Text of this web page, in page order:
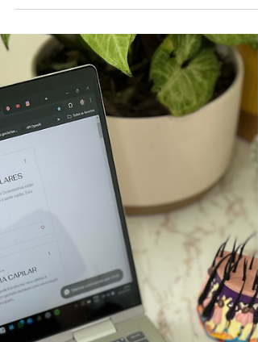
tricologista: os cuidados
realmente fazem diferença
nos cabelos
ssa é uma das perguntas que mais recebo. Muita
gente imagina que eu faça tratamentos em salão toda
semana ou utilize apenas produtos caríssimos. Mas
verdade é que a maior parte dos meus cuidados
acontece em casa.